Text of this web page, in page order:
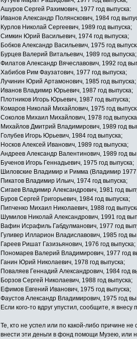
Ашуров Сергей Рахимович, 1977 год выпуска:
Иванов Александр Полянскович, 1984 год
Курлов Николай Сергеевич, 1989 год выпуска;
Симкин Юрий Васильевич, 1974 год выпуска;
Бобков Александр Васильевич, 1975 год
Бурцев Валерий Витальевич, 1989 год выпуска;
Филатов Александр Вячеславович, 1992 год
Хабибов Рим Фаузатович, 1977 год выпуска;
Лучинин Юрий Артамонович, 1985 год выпуска;
Иванов Владимир Юрьевич, 1987 год выпуска;
Плотников Игорь Юрьевич, 1987 год выпуска;
Комаров Николай Михайлович, 1975 год
Соколов Михаил Михайлович, 1978 год
Михайлов Дмитрий Владимирович, 1989 год
Голубев Игорь Юрьевич, 1984 год выпуска;
Носков Алексей Иванович, 1989 год выпуска;
Андреев Александр Валентинович, 1989 год
Бученов Игорь Геннадьевич, 1975 год выпуска;
Шиловские Владимир и Римма (Владимир 1977
Пикатов Владимир Ильич, 1974 год выпуска;
Сигаев Владимир Александрович, 1981 год
Буров Сергей Григорьевич, 1984 год выпуска;
Пипченко Михаил Николаевич, 1988 год
Шумилов Николай Александрович, 1991 год
Вафин Исрафиль Габдулманович, 1977 год
Гуливер Илларион Владиславович, 1985 год
Гареев Ришат Газизьянович, 1976 год выпуска;
Пономарев Валерий Владимирович, 1977 год
Ганин Юрий Николаевич, 1978 год выпуска;
Поваляев Геннадий Александрович, 1984 год
Борзов Сергей Николаевич, 1988 год выпуска;
Ефимов Евгений Иванович, 1975 год выпуска;
Фаустов Александр Владимирович, 1975 год
Если кого-то вдруг упустил, сообщите, я внесу
Те, кто не успел или по какой-либо причине
внести эти деньги в фонд помощи Музею, или